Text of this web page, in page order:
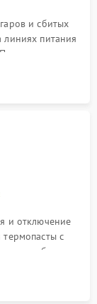
и сбитых
питания
на
GPU и
и отключение
с
с банок
и окислов.